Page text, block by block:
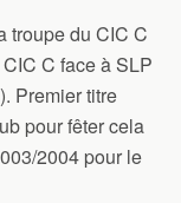
troupe du CIC C
C face à SLP
Premier titre
pour fêter cela
2004 pour le